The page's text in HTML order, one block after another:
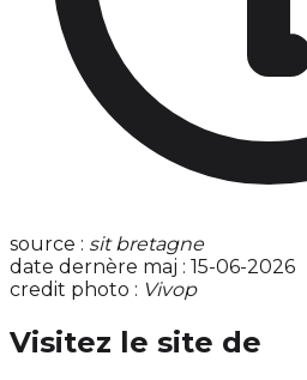
source : sit bretagne
date dernère maj : 15-06-2026
credit photo : Vivop
Visitez le site de